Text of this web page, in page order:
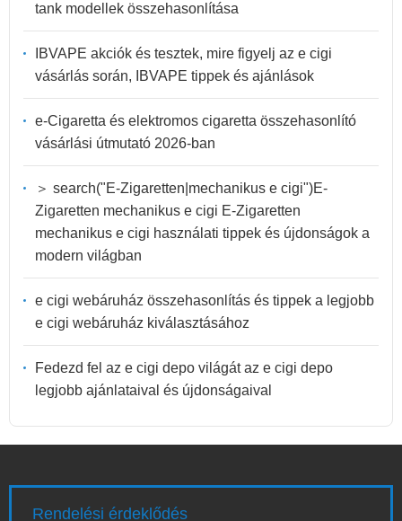
tank modellek összehasonlítása
IBVAPE akciók és tesztek, mire figyelj az e cigi
vásárlás során, IBVAPE tippek és ajánlások
e-Cigaretta és elektromos cigaretta összehasonlító
vásárlási útmutató 2026-ban
＞ search("E-Zigaretten|mechanikus e cigi")E-
Zigaretten mechanikus e cigi E-Zigaretten
mechanikus e cigi használati tippek és újdonságok a
modern világban
e cigi webáruház összehasonlítás és tippek a legjobb
e cigi webáruház kiválasztásához
Fedezd fel az e cigi depo világát az e cigi depo
legjobb ajánlataival és újdonságaival
Rendelési érdeklődés